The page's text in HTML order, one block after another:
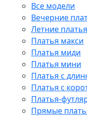
Все модели
Вечерние
Летние платья
Платья макси
Платья миди
Платья мини
Платья с
Платья с
Платья-
Прямые